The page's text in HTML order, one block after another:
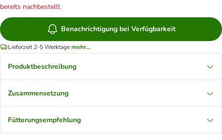
bereits nachbestellt
Benachrichtigung bei Verfügbarkeit
Lieferzeit 2-5 Werktagemehr...
Produktbeschreibung
Zusammensetzung
Fütterungsempfehlung